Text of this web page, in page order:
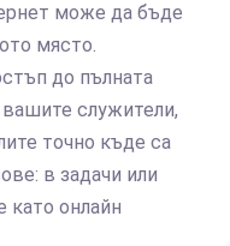
може да бъде
място.
до пълната
служители,
точно къде са
в задачи или
като онлайн